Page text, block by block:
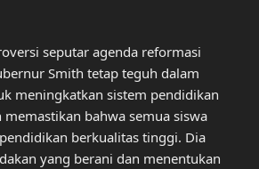
seputar agenda reformasi
Smith tetap teguh dalam
meningkatkan sistem pendidikan
memastikan bahwa semua siswa
berkualitas tinggi. Dia
yang berani dan menentukan